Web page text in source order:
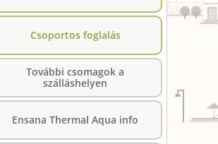
Csoportos foglalás
További csomagok a
szálláshelyen
Ensana Thermal Aqua info